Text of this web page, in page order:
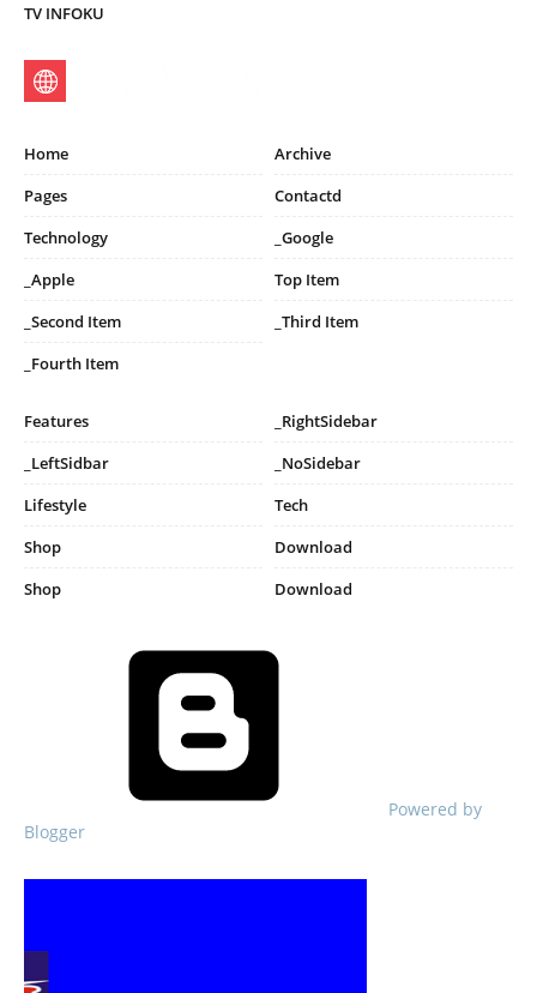
TV INFOKU
Home
Archive
Pages
Contactd
Technology
_Google
_Apple
Top Item
_Second Item
_Third Item
_Fourth Item
Features
_RightSidebar
_LeftSidbar
_NoSidebar
Lifestyle
Tech
Shop
Download
Shop
Download
Powered by
Blogger